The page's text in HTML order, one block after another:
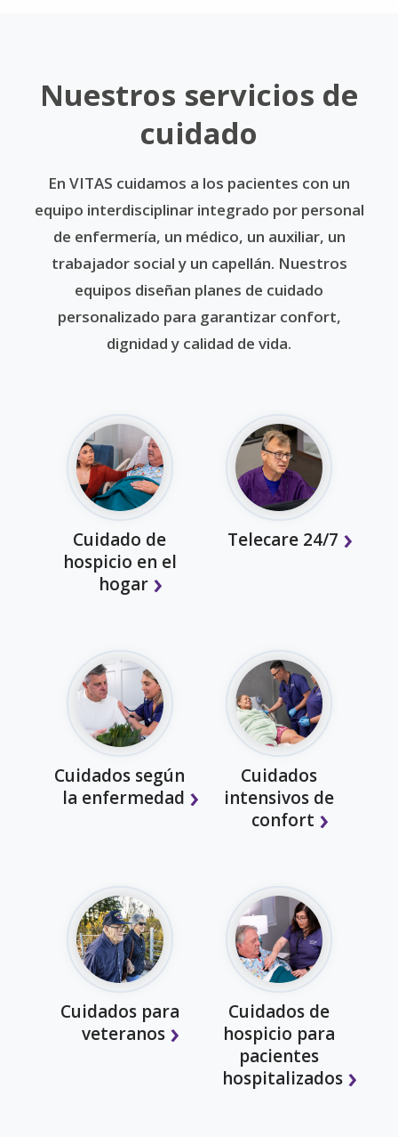
Nuestros servicios de
cuidado
En VITAS cuidamos a los pacientes con un
equipo interdisciplinar integrado por personal
de enfermería, un médico, un auxiliar, un
trabajador social y un capellán. Nuestros
equipos diseñan planes de cuidado
personalizado para garantizar confort,
dignidad y calidad de vida.
Cuidado de
hospicio en el
hogar
Telecare 24/7
Cuidados según
la enfermedad
Cuidados
intensivos de
confort
Cuidados para
veteranos
Cuidados de
hospicio para
pacientes
hospitalizados